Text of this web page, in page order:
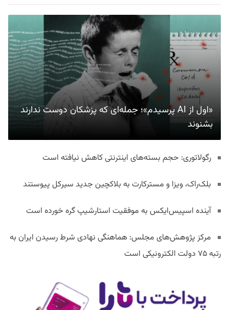
«اول از AI پرسیدم»؛ جمله‌ای که پزشکان دوست ندارند
بشنوند
رگولاتوری: حجم بسته‌های اینترنتی کاهش نیافته است
بلک‌راک، ویزا و مسترکارت به بلاکچین جدید سیرکل پیوستند
آینده اسپیس‌ایکس به موفقیت استارشیپ گره خورده است
مرکز پژوهش‌های مجلس: هماهنگی نهادی شرط رسیدن ایران به
رتبه ۷۵ دولت الکترونیکی است